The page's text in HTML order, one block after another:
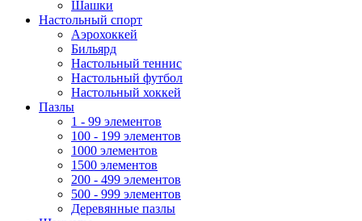
Шашки
Настольный спорт
Аэрохоккей
Бильярд
Настольный теннис
Настольный футбол
Настольный хоккей
Пазлы
1 - 99 элементов
100 - 199 элементов
1000 элементов
1500 элементов
200 - 499 элементов
500 - 999 элементов
Деревянные пазлы